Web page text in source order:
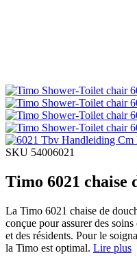
SKU 54006021
Timo 6021 chaise
La Timo 6021 chaise de
conçue pour assurer des
et des résidents. Pour le
la Timo est optimal. Lire plus